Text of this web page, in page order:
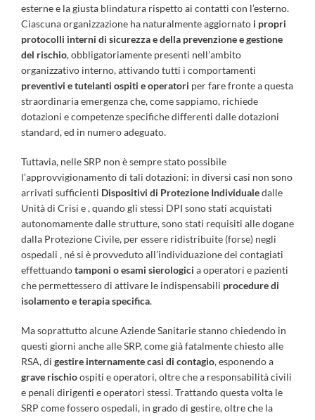
esterne e la giusta blindatura rispetto ai contatti con l’esterno.
Ciascuna organizzazione ha naturalmente aggiornato i propri
protocolli interni di sicurezza e della prevenzione e gestione
del rischio, obbligatoriamente presenti nell’ambito
organizzativo interno, attivando tutti i comportamenti
preventivi e tutelanti ospiti e operatori per fare fronte a questa
straordinaria emergenza che, come sappiamo, richiede
dotazioni e competenze specifiche differenti dalle dotazioni
standard, ed in numero adeguato.
Tuttavia, nelle SRP non è sempre stato possibile
l’approvvigionamento di tali dotazioni: in diversi casi non sono
arrivati sufficienti Dispositivi di Protezione Individualedalle
Unità di Crisi e , quando gli stessi DPI sono stati acquistati
autonomamente dalle strutture, sono stati requisiti alle dogane
dalla Protezione Civile, per essere ridistribuite (forse) negli
ospedali , né si è provveduto all’individuazione dei contagiati
effettuandotamponi o esami sierologici a operatori e pazienti
che permettessero di attivare le indispensabili procedure di
isolamento e terapia specifica.
Ma soprattutto alcune Aziende Sanitarie stanno chiedendo in
questi giorni anche alle SRP, come già fatalmente chiesto alle
RSA, di gestire internamente casi di contagio, esponendo a
grave rischioospiti e operatori, oltre che a responsabilità civili
e penali dirigenti e operatori stessi. Trattando questa volta le
SRP come fossero ospedali, in grado di gestire, oltre che la